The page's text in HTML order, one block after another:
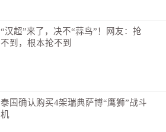
“汉超”来了，决不“蒜鸟”！网友：抢
不到，根本抢不到
泰国确认购买4架瑞典萨博“鹰狮”战斗
机